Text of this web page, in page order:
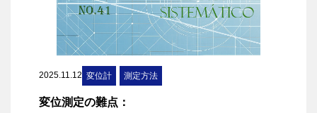
本記事では、半導体製造・後工程におけるレーザ微細
加工の概要や最新動向を解説するとともに、レーザ微
細加工における距離管理の課題と、レーザ変位計を活
用した測定方法について紹介します。
2025.11.12 変位計 測定方法
変位測定の難点：